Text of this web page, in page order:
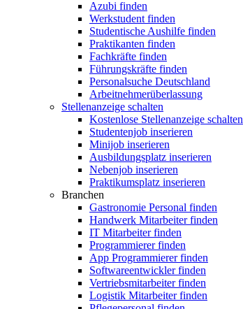
Azubi finden
Werkstudent finden
Studentische Aushilfe finden
Praktikanten finden
Fachkräfte finden
Führungskräfte finden
Personalsuche Deutschland
Arbeitnehmerüberlassung
Stellenanzeige schalten
Kostenlose Stellenanzeige schalten
Studentenjob inserieren
Minijob inserieren
Ausbildungsplatz inserieren
Nebenjob inserieren
Praktikumsplatz inserieren
Branchen
Gastronomie Personal finden
Handwerk Mitarbeiter finden
IT Mitarbeiter finden
Programmierer finden
App Programmierer finden
Softwareentwickler finden
Vertriebsmitarbeiter finden
Logistik Mitarbeiter finden